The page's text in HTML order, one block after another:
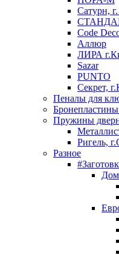
Сатурн,
Code
Аллюр
ЛИРА
Sazar
PUNTO
Секрет,
Пеналы для
Пружины
Ригель,
Разное